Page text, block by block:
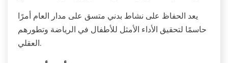
يعد الحفاظ على نشاط بدني متسق على مدار العام أمرًا
حاسمًا لتحقيق الأداء الأمثل للأطفال في الرياضة وتطورهم
العقلي.